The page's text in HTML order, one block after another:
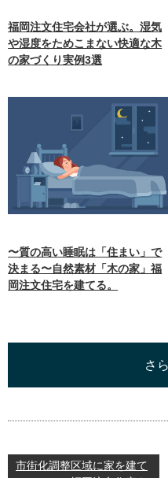
福岡注文住宅会社が選ぶ。湿気
や湿度をためこまない快適な木
の家づくり実例3選
〜質の高い睡眠は「住まい」で
決まる〜自然素材「木の家」福
岡注文住宅を建てる。
さ
市街化調整区域に家を建て